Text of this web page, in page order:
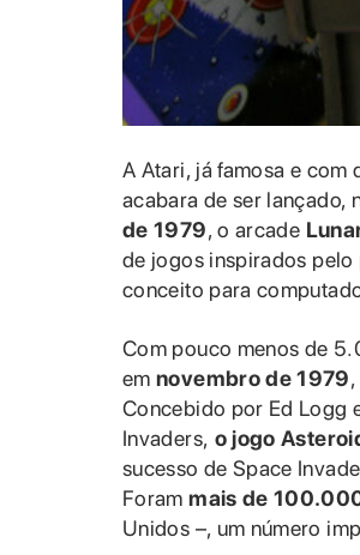
A Atari, já famosa e
acabara de ser lançado,
de 1979, o arcade
de jogos inspirados
conceito para
Com pouco menos de
emnovembro de 1979
Concebido por Ed Logg
Invaders, o jogo
sucesso de Space
Forammais de
Unidos –, um número